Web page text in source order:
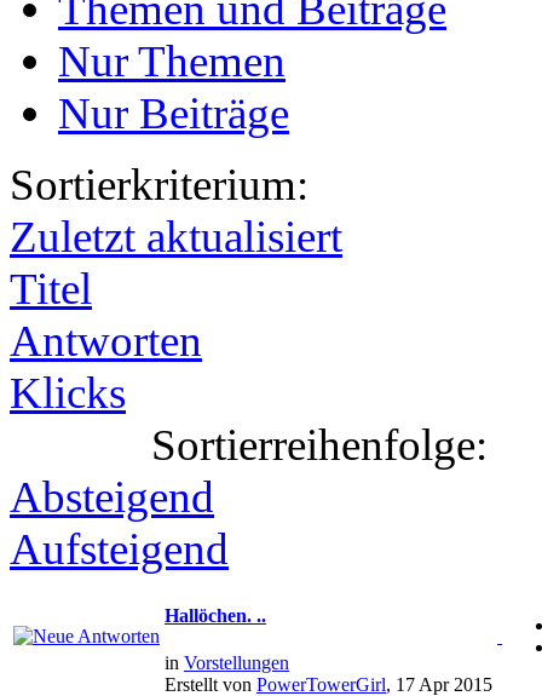
Nur Themen
Nur Beiträge
Sortierkriterium:
Zuletzt aktualisiert
Titel
Antworten
Klicks
Sortierreihenfolge:
Absteigend
Aufsteigend
Hallöchen. ..
in Vorstellungen
Erstellt von PowerTowerGirl, 17 Apr 2015